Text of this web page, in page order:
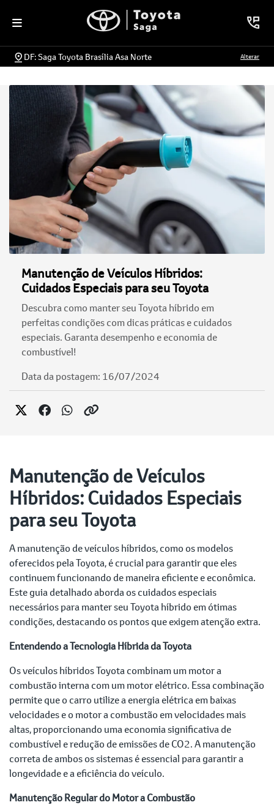
DF: Saga Toyota Brasília Asa Norte Alterar
Manutenção de Veículos Híbridos:
Cuidados Especiais para seu Toyota
Descubra como manter seu Toyota híbrido em
perfeitas condições com dicas práticas e cuidados
especiais. Garanta desempenho e economia de
combustível!
Data da postagem: 16/07/2024
Manutenção de Veículos
Híbridos: Cuidados Especiais
para seu Toyota
A manutenção de veículos híbridos, como os modelos
oferecidos pela Toyota, é crucial para garantir que eles
continuem funcionando de maneira eficiente e econômica.
Este guia detalhado aborda os cuidados especiais
necessários para manter seu Toyota híbrido em ótimas
condições, destacando os pontos que exigem atenção extra.
Entendendo a Tecnologia Híbrida da Toyota
Os veículos híbridos Toyota combinam um motor a
combustão interna com um motor elétrico. Essa combinação
permite que o carro utilize a energia elétrica em baixas
velocidades e o motor a combustão em velocidades mais
altas, proporcionando uma economia significativa de
combustível e redução de emissões de CO2. A manutenção
correta de ambos os sistemas é essencial para garantir a
longevidade e a eficiência do veículo.
Manutenção Regular do Motor a Combustão